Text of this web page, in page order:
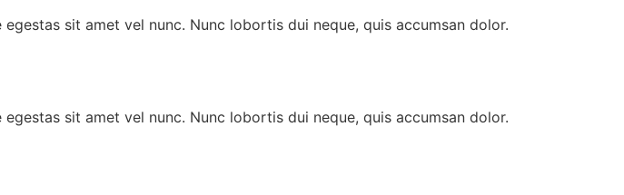
sit amet vel nunc. Nunc lobortis dui neque, quis accumsan dolor.
sit amet vel nunc. Nunc lobortis dui neque, quis accumsan dolor.